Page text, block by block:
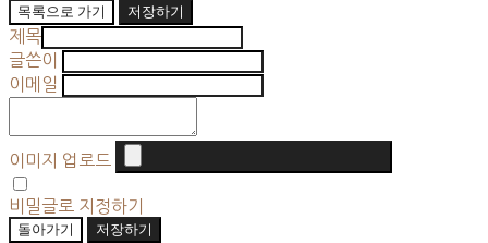
목록으로 가기
저장하기
제목
글쓴이
이메일
이미지 업로드
비밀글로 지정하기
돌아가기
저장하기